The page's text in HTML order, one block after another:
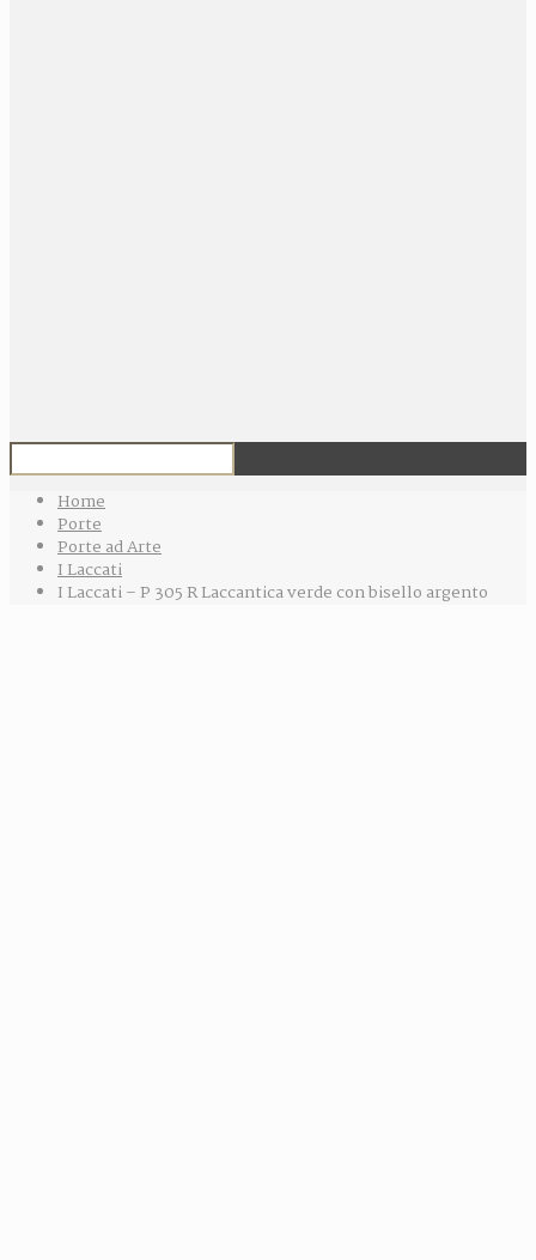
Home
Porte
Porte ad Arte
I Laccati
I Laccati – P 305 R Laccantica verde con bisello argento